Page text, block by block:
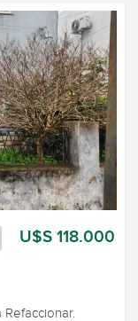
U$S 118.000
Refaccionar.